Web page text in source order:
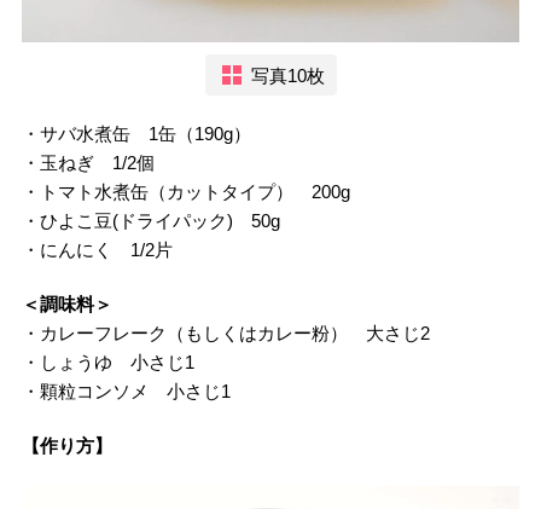
写真10枚
・サバ水煮缶 1缶（190g）
・玉ねぎ 1/2個
・トマト水煮缶（カットタイプ） 200g
・ひよこ豆(ドライパック) 50g
・にんにく 1/2片
＜調味料＞
・カレーフレーク（もしくはカレー粉） 大さじ2
・しょうゆ 小さじ1
・顆粒コンソメ 小さじ1
【作り方】